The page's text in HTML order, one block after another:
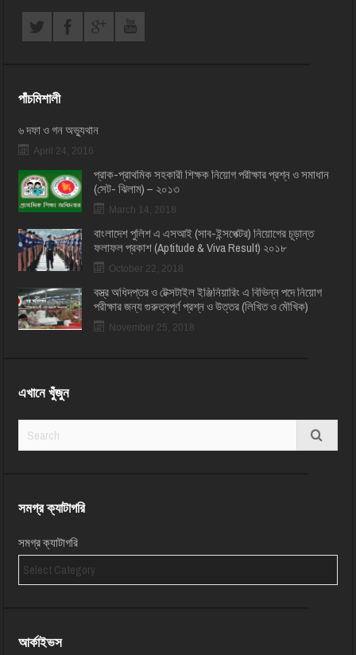
পাঁচমিশালী
৬ দফা ও গন অভ্যুথান
April 24, 2016
প্রাক-প্রাথমিক সহকারী শিক্ষক নিয়োগ পরীক্ষার প্রশ্ন ও সমাধান
(সেট- ঝিলাম) – ২০১৩
March 14, 2018
বাংলাদেশ পুলিশ এ এসআই (সাব-ইন্সপেক্টর) নিয়োগের চূড়ান্ত
ফলাফল প্রকাশ (Aptitude & Viva Result) ২০১৮
October 22, 2018
বস্ত্র অধিদপ্তর ও টেক্সটাইল ইঞ্জিনিয়ারিং এ বিভিন্ন পদে নিয়োগ
পরীক্ষার জন্য গুরুত্বপূর্ণ প্রশ্ন ও উত্তর (লিখিত ও মৌখিক)
November 25, 2018
এখানে খুঁজুন
সমগ্র ক্যাটাগরি
সমগ্র ক্যাটাগরি
আর্কাইভস